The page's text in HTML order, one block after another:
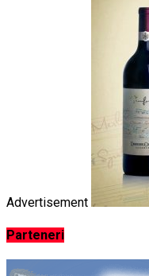
Advertisement
Parteneri